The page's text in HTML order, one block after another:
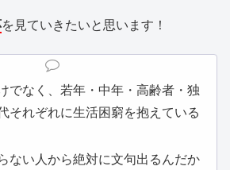
を見ていきたいと思います！
でなく、若年・中年・高齢者・独
それぞれに生活困窮を抱えている
ない人から絶対に文句出るんだか